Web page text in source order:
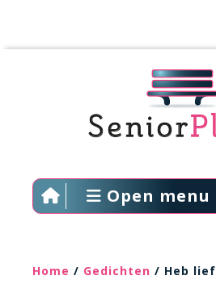
Open menu
Home / Gedichten / Heb lief